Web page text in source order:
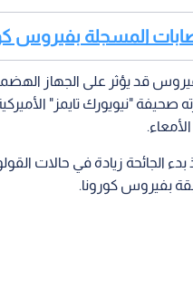
المسجلة بفيروس
قد يؤثر على الجهاز
صحيفة "نيويورك تايمز"
الجائحة زيادة في حالات
بفيروس كورونا.